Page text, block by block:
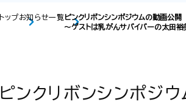
トップお知らせ一覧ピンクリボンシンポジウムの動画公開
～ゲストは乳がんサバイバーの太田裕
ピンクリボンシンポジ